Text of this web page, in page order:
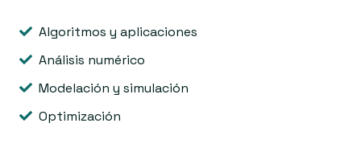
Algoritmos y aplicaciones
Análisis numérico
Modelación y simulación
Optimización